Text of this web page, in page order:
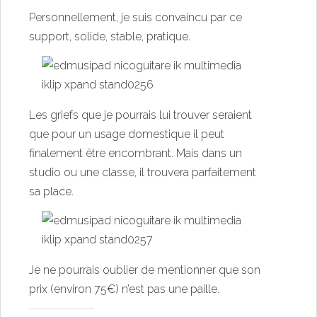
Personnellement, je suis convaincu par ce
support, solide, stable, pratique.
Les griefs que je pourrais lui trouver seraient
que pour un usage domestique il peut
finalement être encombrant. Mais dans un
studio ou une classe, il trouvera parfaitement
sa place.
Je ne pourrais oublier de mentionner que son
prix (environ 75€) n’est pas une paille.